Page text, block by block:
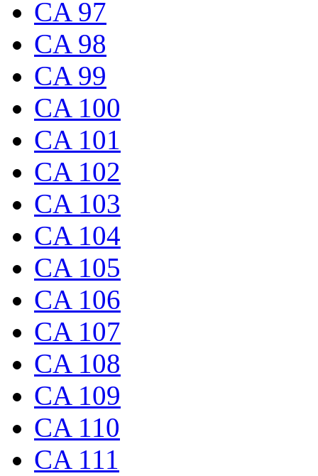
CA 97
CA 98
CA 99
CA 100
CA 101
CA 102
CA 103
CA 104
CA 105
CA 106
CA 107
CA 108
CA 109
CA 110
CA 111